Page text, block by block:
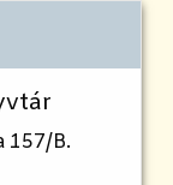
157/B.